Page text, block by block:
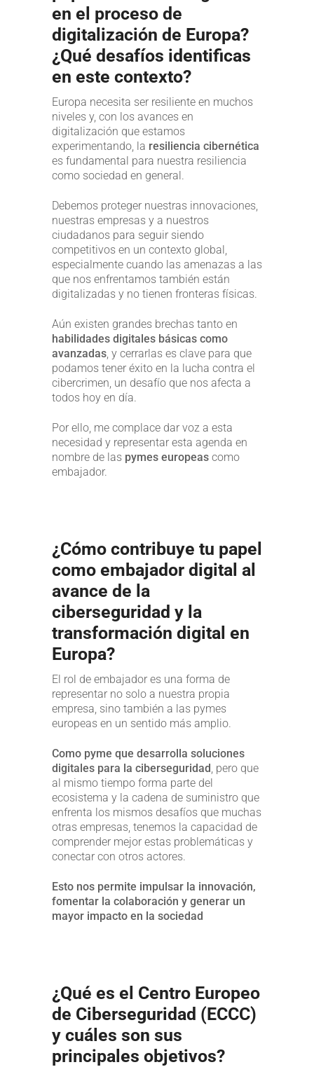
en el proceso de
digitalización de Europa?
¿Qué desafíos identificas
en este contexto?
Europa necesita ser resiliente en muchos
niveles y, con los avances en
digitalización que estamos
experimentando, la resiliencia cibernética
es fundamental para nuestra resiliencia
como sociedad en general.
Debemos proteger nuestras innovaciones,
nuestras empresas y a nuestros
ciudadanos para seguir siendo
competitivos en un contexto global,
especialmente cuando las amenazas a las
que nos enfrentamos también están
digitalizadas y no tienen fronteras físicas.
Aún existen grandes brechas tanto en
habilidades digitales básicas como
avanzadas, y cerrarlas es clave para que
podamos tener éxito en la lucha contra el
cibercrimen, un desafío que nos afecta a
todos hoy en día.
Por ello, me complace dar voz a esta
necesidad y representar esta agenda en
nombre de las pymes europeas como
embajador.
¿Cómo contribuye tu papel
como embajador digital al
avance de la
ciberseguridad y la
transformación digital en
Europa?
El rol de embajador es una forma de
representar no solo a nuestra propia
empresa, sino también a las pymes
europeas en un sentido más amplio.
Como pyme que desarrolla soluciones
digitales para la ciberseguridad, pero que
al mismo tiempo forma parte del
ecosistema y la cadena de suministro que
enfrenta los mismos desafíos que muchas
otras empresas, tenemos la capacidad de
comprender mejor estas problemáticas y
conectar con otros actores.
Esto nos permite impulsar la innovación,
fomentar la colaboración y generar un
mayor impacto en la sociedad
¿Qué es el Centro Europeo
de Ciberseguridad (ECCC)
y cuáles son sus
principales objetivos?